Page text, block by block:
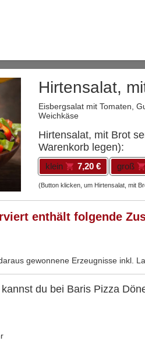
Hirtensalat,
Eisbergsalat mit Tomaten,
Weichkäse
Hirtensalat, mit Brot
Warenkorb legen):
klein 7,20 € groß
(Button klicken, um Hirtensalat, mit
enthält folgende
gewonnene Erzeugnisse inkl.
du bei Baris Pizza